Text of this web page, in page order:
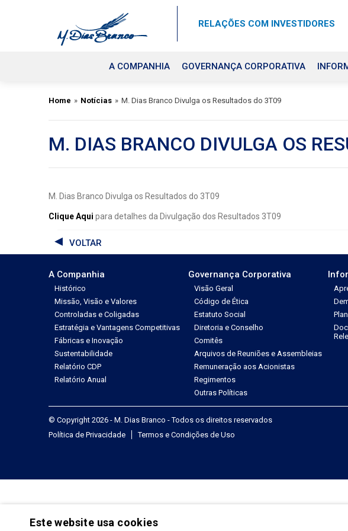
RELAÇÕES COM INVESTIDORES
A COMPANHIA GOVERNANÇA CORPORATIVA
Home » Notícias » M. Dias Branco Divulga os Resultados do 3T09
M. DIAS BRANCO DIVULGA OS
M. Dias Branco Divulga os Resultados do 3T09
Clique Aqui para detalhes da Divulgação dos Resultados 3T09
VOLTAR
A Companhia
Histórico
Missão, Visão e Valores
Controladas e Coligadas
Estratégia e Vantagens Competitivas
Fábricas e Inovação
Sustentabilidade
Relatório CDP
Relatório Anual
Governança Corporativa
Visão Geral
Código de Ética
Estatuto Social
Diretoria e Conselho
Comitês
Arquivos de Reuniões e Assembleias
Remuneração aos Acionistas
Regimentos
Outras Políticas
© Copyright 2026 - M. Dias Branco - Todos os direitos reservados
Política de Privacidade
Termos e Condições de Uso
Este website usa cookies